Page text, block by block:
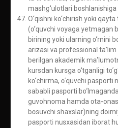
mashg‘ulotlari
O‘qishni ko‘chirish yoki
(o‘quvchi voyaga yetmagan
birining yoki ularning o‘rnini
arizasi va professional
berilgan akademik
kursdan kursga o‘tganligi
ko‘chirma, o‘quvchi
sababli pasporti
guvohnoma hamda ota-
bosuvchi shaxslar)ning
pasporti nusxasidan iborat